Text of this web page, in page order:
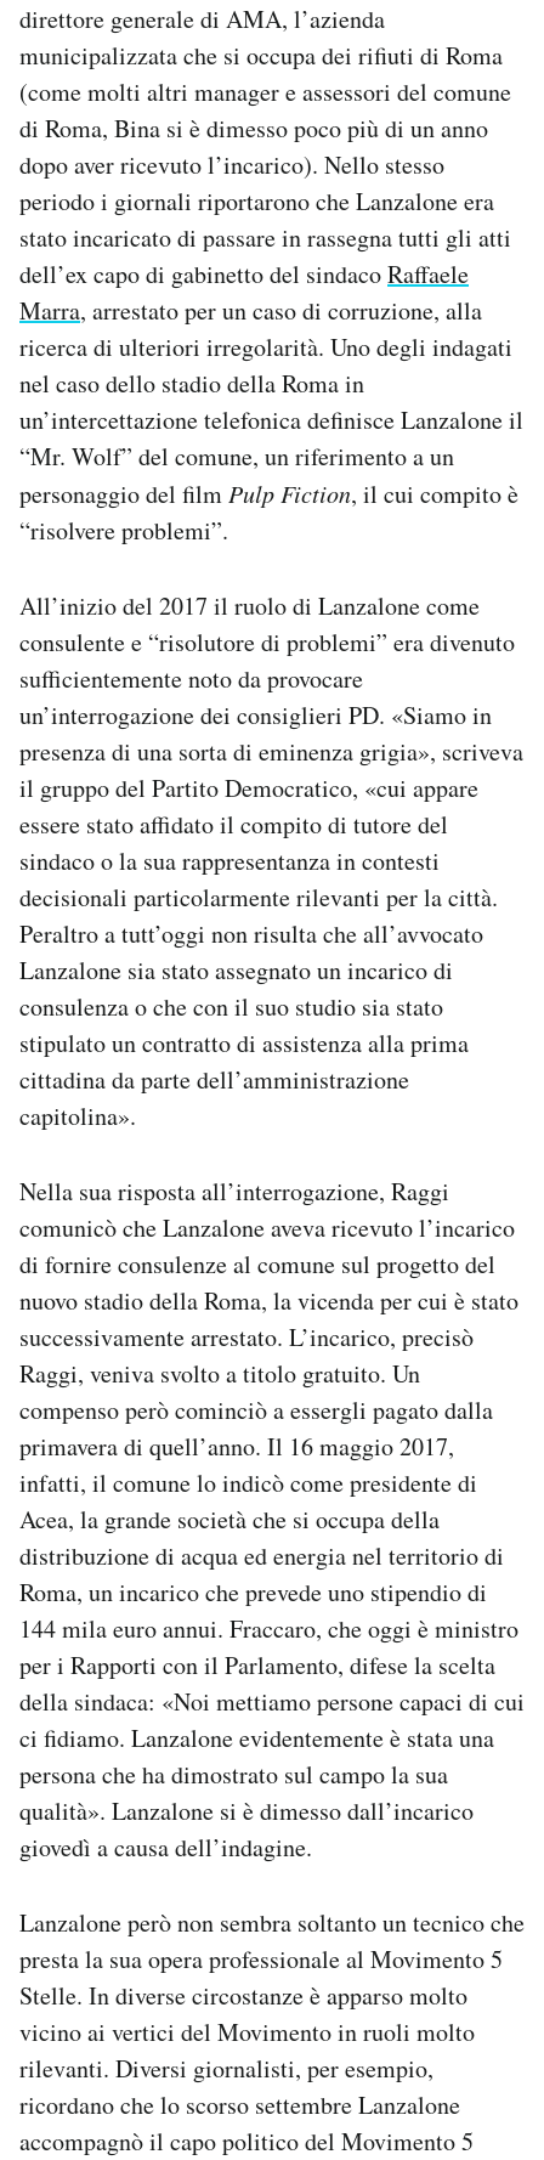
direttore generale di AMA, l’azienda
municipalizzata che si occupa dei rifiuti di Roma
(come molti altri manager e assessori del comune
di Roma, Bina si è dimesso poco più di un anno
dopo aver ricevuto l’incarico). Nello stesso
periodo i giornali riportarono che Lanzalone era
stato incaricato di passare in rassegna tutti gli atti
dell’ex capo di gabinetto del sindacoRaffaele
Marra, arrestato per un caso di corruzione, alla
ricerca di ulteriori irregolarità. Uno degli indagati
nel caso dello stadio della Roma in
un’intercettazione telefonica definisce Lanzalone il
“Mr. Wolf” del comune, un riferimento a un
personaggio del filmPulp Fiction, il cui compito è
“risolvere problemi”.
All’inizio del 2017 il ruolo di Lanzalone come
consulente e “risolutore di problemi” era divenuto
sufficientemente noto da provocare
un’interrogazione dei consiglieri PD. «Siamo in
presenza di una sorta di eminenza grigia», scriveva
il gruppo del Partito Democratico, «cui appare
essere stato affidato il compito di tutore del
sindaco o la sua rappresentanza in contesti
decisionali particolarmente rilevanti per la città.
Peraltro a tutt’oggi non risulta che all’avvocato
Lanzalone sia stato assegnato un incarico di
consulenza o che con il suo studio sia stato
stipulato un contratto di assistenza alla prima
cittadina da parte dell’amministrazione
capitolina».
Nella sua risposta all’interrogazione, Raggi
comunicò che Lanzalone aveva ricevuto l’incarico
di fornire consulenze al comune sul progetto del
nuovo stadio della Roma, la vicenda per cui è stato
successivamente arrestato. L’incarico, precisò
Raggi, veniva svolto a titolo gratuito. Un
compenso però cominciò a essergli pagato dalla
primavera di quell’anno. Il 16 maggio 2017,
infatti, il comune lo indicò come presidente di
Acea, la grande società che si occupa della
distribuzione di acqua ed energia nel territorio di
Roma, un incarico che prevede uno stipendio di
144 mila euro annui. Fraccaro, che oggi è ministro
per i Rapporti con il Parlamento, difese la scelta
della sindaca: «Noi mettiamo persone capaci di cui
ci fidiamo. Lanzalone evidentemente è stata una
persona che ha dimostrato sul campo la sua
qualità». Lanzalone si è dimesso dall’incarico
giovedì a causa dell’indagine.
Lanzalone però non sembra soltanto un tecnico che
presta la sua opera professionale al Movimento 5
Stelle. In diverse circostanze è apparso molto
vicino ai vertici del Movimento in ruoli molto
rilevanti. Diversi giornalisti, per esempio,
ricordano che lo scorso settembre Lanzalone
accompagnò il capo politico del Movimento 5